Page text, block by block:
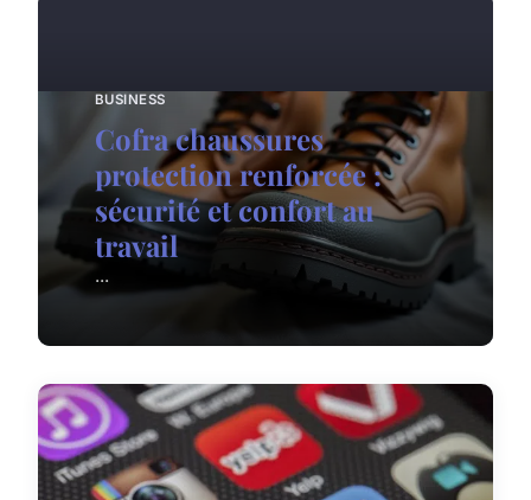
BUSINESS
Cofra chaussures
protection renforcée :
sécurité et confort au
travail
...